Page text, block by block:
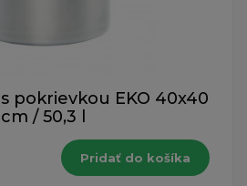
pokrievkou EKO 40x40
cm / 50,3 l
Pridať do košíka